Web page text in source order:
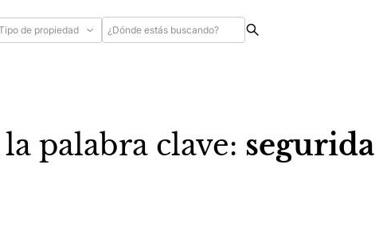
de propiedad
palabra clave: segurida